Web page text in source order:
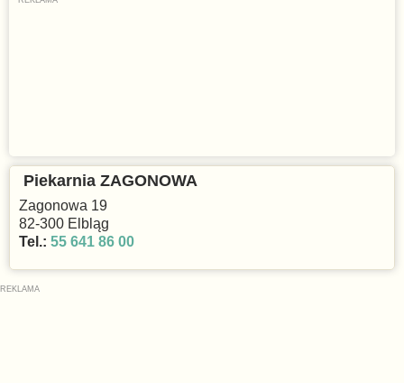
Piekarnia ZAGONOWA
Zagonowa 19
82-300 Elbląg
Tel.: 55 641 86 00